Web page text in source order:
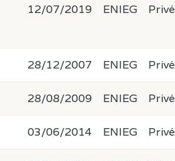
12/07/2019 ENIEG Privé
28/12/2007 ENIEG Privé
28/08/2009 ENIEG Privé
03/06/2014 ENIEG Privé